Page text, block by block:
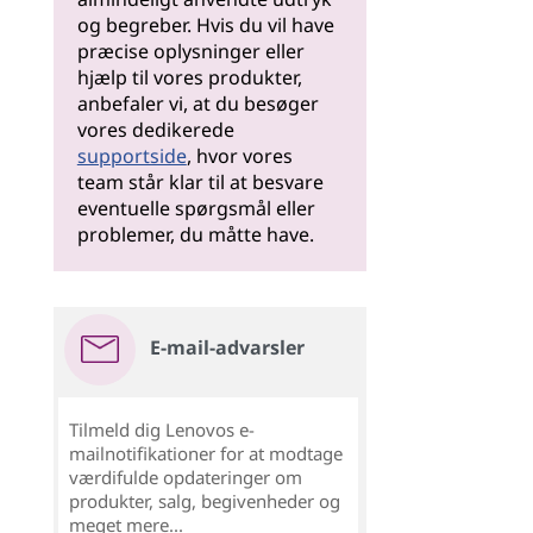
og begreber. Hvis du vil have
præcise oplysninger eller
hjælp til vores produkter,
anbefaler vi, at du besøger
vores dedikerede
supportside, hvor vores
team står klar til at besvare
eventuelle spørgsmål eller
problemer, du måtte have.
E-mail-advarsler
Tilmeld dig Lenovos e-
mailnotifikationer for at modtage
værdifulde opdateringer om
produkter, salg, begivenheder og
meget mere...